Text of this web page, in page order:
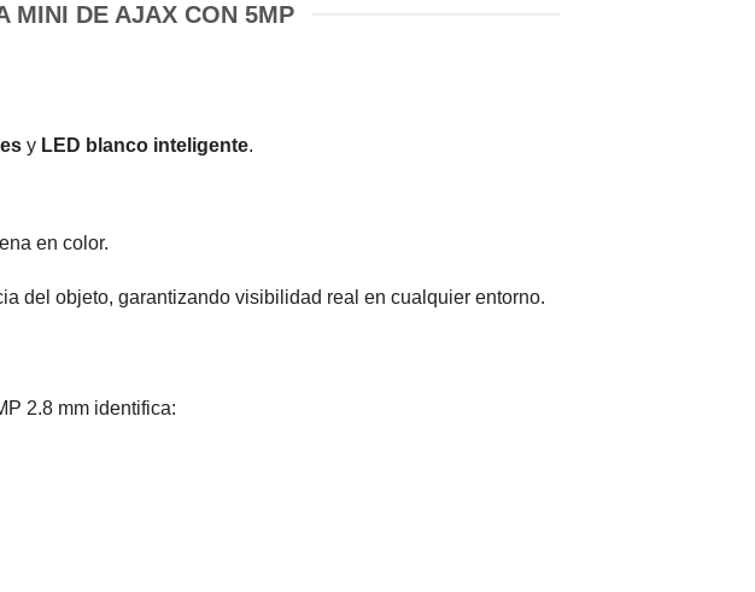
MINI DE AJAX CON 5MP
y LED blanco inteligente.
en color.
del objeto, garantizando visibilidad real en cualquier entorno.
2.8 mm identifica: